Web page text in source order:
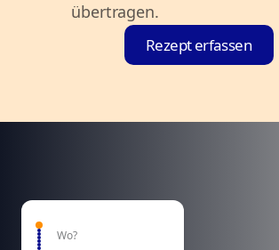
übertragen.
Rezept erfassen
Wo?